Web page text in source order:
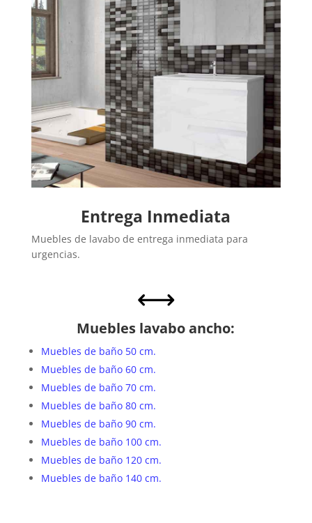
Entrega Inmediata
Muebles de lavabo de entrega inmediata para
urgencias.
,
Muebles lavabo ancho:
Muebles de baño 50 cm.
Muebles de baño 60 cm.
Muebles de baño 70 cm.
Muebles de baño 80 cm.
Muebles de baño 90 cm.
Muebles de baño 100 cm.
Muebles de baño 120 cm.
Muebles de baño 140 cm.